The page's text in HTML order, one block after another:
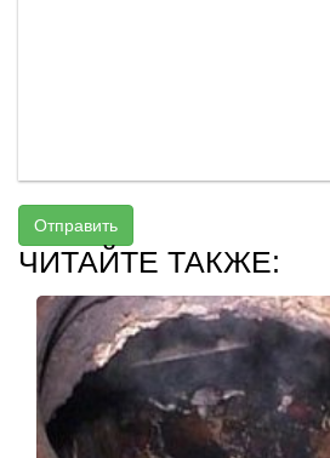
Отправить
ЧИТАЙТЕ ТАКЖЕ: